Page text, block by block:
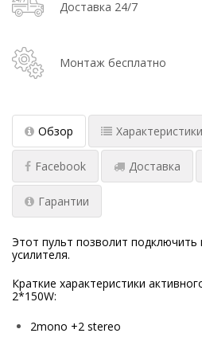
Доставка 24/7
Монтаж бесплатно
Обзор Характеристики
Facebook Доставка
Гарантии
Этот пульт позволит подключить
усилителя.
Краткие характеристики
2*150W:
2mono +2 stereo